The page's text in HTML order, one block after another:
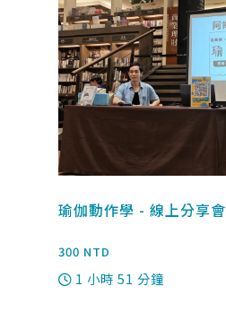
瑜伽動作學 - 線上分享會
300 NTD
1 小時 51 分鐘